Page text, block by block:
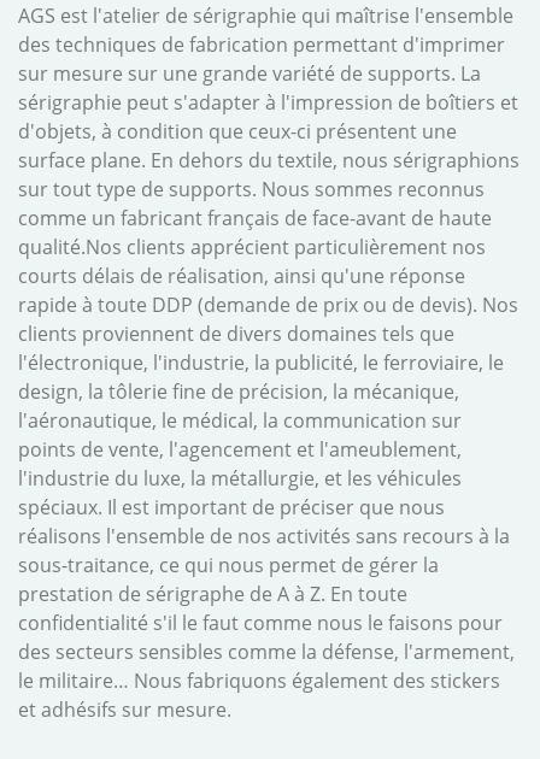
AGS est l'atelier de sérigraphie qui maîtrise l'ensemble
des techniques de fabrication permettant d'imprimer
sur mesure sur une grande variété de supports. La
sérigraphie peut s'adapter à l'impression de boîtiers et
d'objets, à condition que ceux-ci présentent une
surface plane. En dehors du textile, nous sérigraphions
sur tout type de supports. Nous sommes reconnus
comme un fabricant français de face-avant de haute
qualité.Nos clients apprécient particulièrement nos
courts délais de réalisation, ainsi qu'une réponse
rapide à toute DDP (demande de prix ou de devis). Nos
clients proviennent de divers domaines tels que
l'électronique, l'industrie, la publicité, le ferroviaire, le
design, la tôlerie fine de précision, la mécanique,
l'aéronautique, le médical, la communication sur
points de vente, l'agencement et l'ameublement,
l'industrie du luxe, la métallurgie, et les véhicules
spéciaux. Il est important de préciser que nous
réalisons l'ensemble de nos activités sans recours à la
sous-traitance, ce qui nous permet de gérer la
prestation de sérigraphe de A à Z. En toute
confidentialité s'il le faut comme nous le faisons pour
des secteurs sensibles comme la défense, l'armement,
le militaire… Nous fabriquons également des stickers
et adhésifs sur mesure.